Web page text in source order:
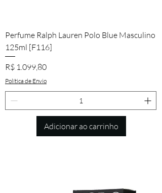
Perfume Ralph Lauren Polo Blue Masculino
125ml [F116]
Preço
R$ 1.099,80
Política de Envio
Adicionar ao carrinho